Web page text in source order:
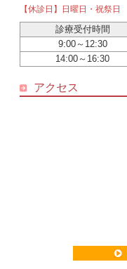
【休診日】日曜日・祝祭日
診療受付時間
9:00～12:30
14:00～16:30
アクセス